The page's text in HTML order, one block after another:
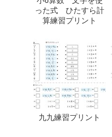
った式 ひたすら計
算練習プリント
九九練習プリント